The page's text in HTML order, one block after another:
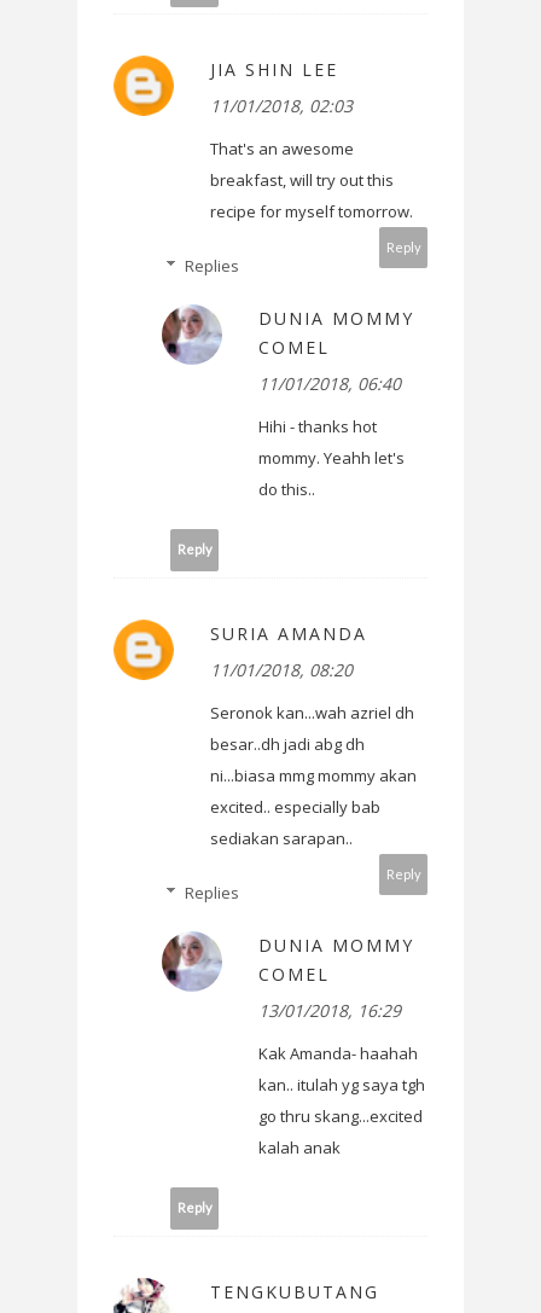
JIA SHIN LEE
11/01/2018, 02:03
That's an awesome
breakfast, will try out this
recipe for myself tomorrow.
Reply
Replies
DUNIA MOMMY
COMEL
11/01/2018, 06:40
Hihi - thanks hot
mommy. Yeahh let's
do this..
Reply
SURIA AMANDA
11/01/2018, 08:20
Seronok kan...wah azriel dh
besar..dh jadi abg dh
ni...biasa mmg mommy akan
excited.. especially bab
sediakan sarapan..
Reply
Replies
DUNIA MOMMY
COMEL
13/01/2018, 16:29
Kak Amanda- haahah
kan.. itulah yg saya tgh
go thru skang...excited
kalah anak
Reply
TENGKUBUTANG